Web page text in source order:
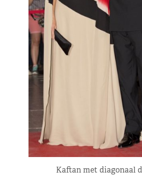
Kaftan met diagonaal